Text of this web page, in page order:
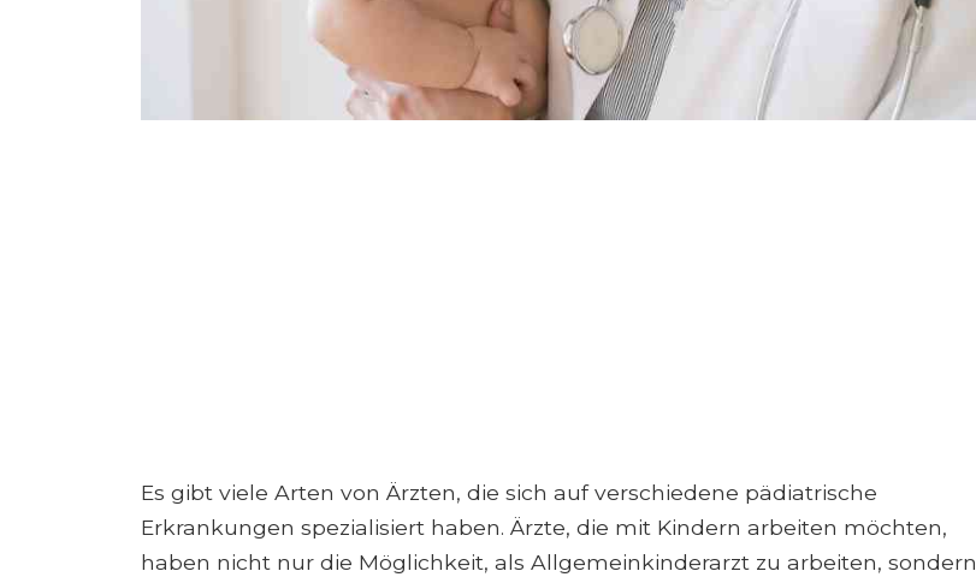
Es gibt viele Arten von Ärzten, die sich auf verschiedene pädiatrische
Erkrankungen spezialisiert haben. Ärzte, die mit Kindern arbeiten möchten,
haben nicht nur die Möglichkeit, als Allgemeinkinderarzt zu arbeiten, sondern